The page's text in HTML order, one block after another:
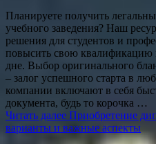
Планируете получить
учебного заведения? Наш
решения для студентов и
повысить свою квалификацию
дне. Выбор оригинального
– залог успешного старта в
компании включают в себя
документа, будь то корочка …
Читать далее Приобретение
варианты и важные аспекты